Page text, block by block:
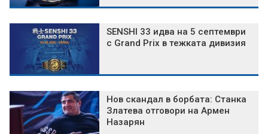
SENSHI 33 идва на 5 септември
с Grand Prix в тежката дивизия
Нов скандал в борбата: Станка
Златева отговори на Армен
Назарян